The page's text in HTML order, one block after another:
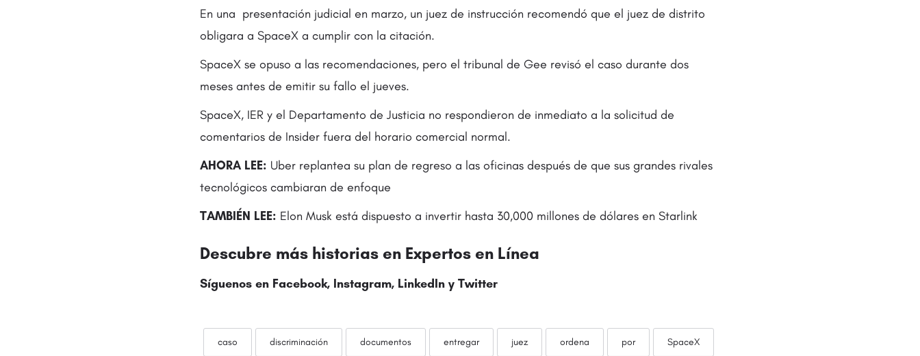
En una presentación judicial en marzo, un juez de instrucción recomendó que el juez de distrito
obligara a SpaceX a cumplir con la citación.
SpaceX se opuso a las recomendaciones, pero el tribunal de Gee revisó el caso durante dos
meses antes de emitir su fallo el jueves.
SpaceX, IER y el Departamento de Justicia no respondieron de inmediato a la solicitud de
comentarios de Insider fuera del horario comercial normal.
AHORA LEE: Uber replantea su plan de regreso a las oficinas después de que sus grandes rivales
tecnológicos cambiaran de enfoque
TAMBIÉN LEE: Elon Musk está dispuesto a invertir hasta 30,000 millones de dólares en Starlink
Descubre más historias en Expertos en Línea
Síguenos en Facebook, Instagram, LinkedIn y Twitter
caso discriminación documentos entregar juez ordena por SpaceX